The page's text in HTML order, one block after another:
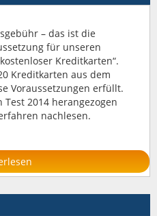
– das ist die
für unseren
Kreditkarten“.
Kreditkarten aus dem
Voraussetzungen erfüllt.
2014 herangezogen
nachlesen.